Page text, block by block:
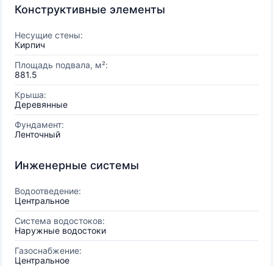
Конструктивные элементы
Несущие стены:
Кирпич
Площадь подвала, м²:
881.5
Крыша:
Деревянные
Фундамент:
Ленточный
Инженерные системы
Водоотведение:
Центральное
Система водостоков:
Наружные водостоки
Газоснабжение:
Центральное